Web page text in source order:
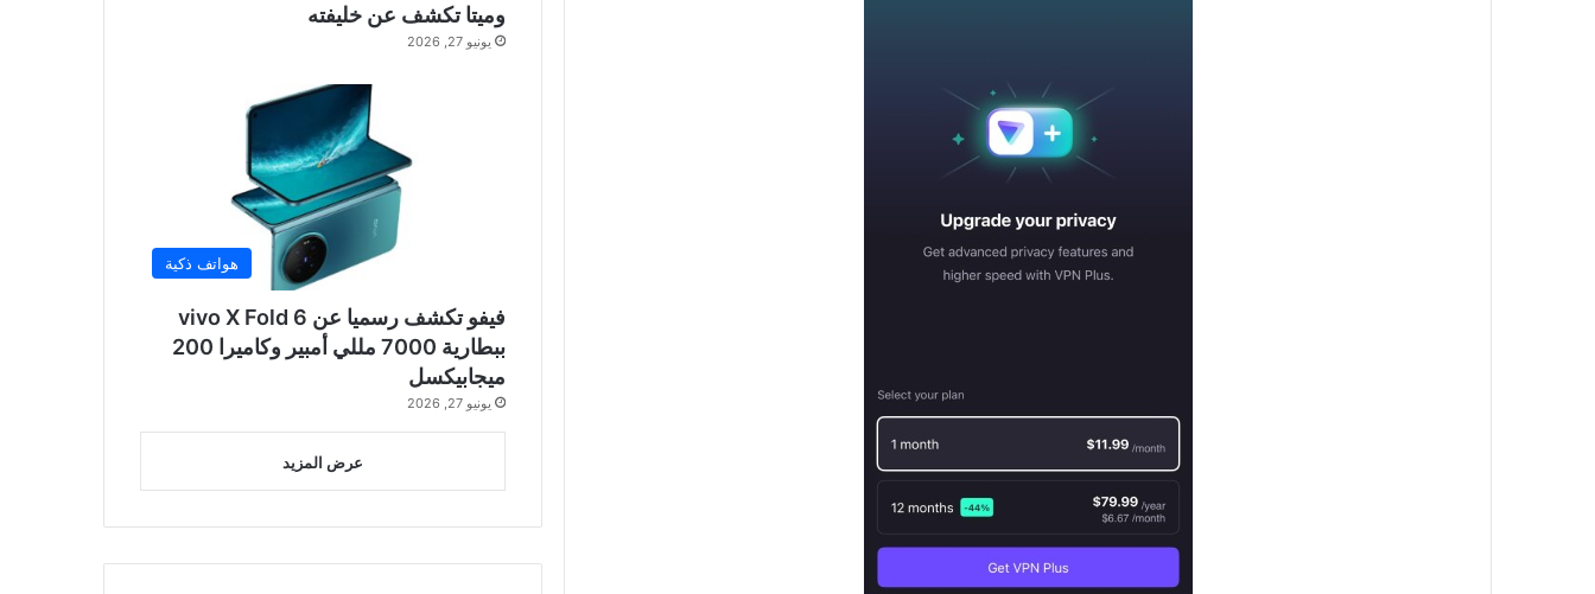
وميتا تكشف عن خليفته
يونيو 27, 2026
هواتف ذكية
فيفو تكشف رسميا عن vivo X Fold 6
ببطارية 7000 مللي أمبير وكاميرا 200
ميجابيكسل
يونيو 27, 2026
عرض المزيد